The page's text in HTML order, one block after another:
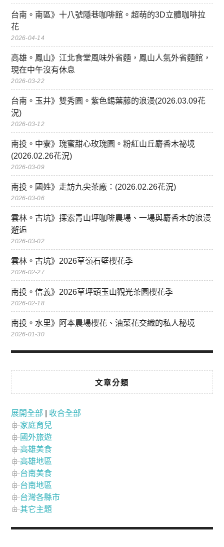
台南。南區》十八號隱巷咖啡館。超萌的3D立體咖啡拉
花
2026-04-14
高雄。鳳山》江北食堂風味外省麵，鳳山人氣外省麵館，
現在中午沒有休息
2026-03-22
台南。玉井》雙秀園。紫色錫葉藤的浪漫(2026.03.09花
況)
2026-03-12
南投。中寮》瑰蜜甜心玫瑰園。粉紅山丘麝香木祕境
(2026.02.26花況)
2026-03-09
南投。國姓》走訪九尖茶廠：(2026.02.26花況)
2026-03-06
雲林。古坑》探索青山坪咖啡農場、一場與麝香木的浪漫
邂逅
2026-03-02
雲林。古坑》2026草嶺石壁櫻花季
2026-02-27
南投。信義》2026草坪頭玉山觀光茶園櫻花季
2026-02-18
南投。水里》阿本農場櫻花、油菜花交織的私人秘境
2026-01-30
文章分類
展開全部
收合全部
家庭育兒
國外旅遊
高雄美食
高雄地區
台南美食
台南地區
台灣各縣市
其它主題